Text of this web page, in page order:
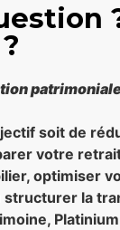
soit de
votre
optimiser
la